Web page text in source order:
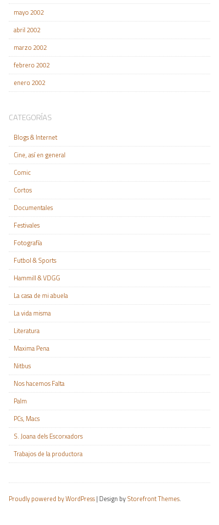
mayo 2002
abril 2002
marzo 2002
febrero 2002
enero 2002
CATEGORÍAS
Blogs & Internet
Cine, así en general
Comic
Cortos
Documentales
Festivales
Fotografía
Futbol & Sports
Hammill & VDGG
La casa de mi abuela
La vida misma
Literatura
Maxima Pena
Nitbus
Nos hacemos Falta
Palm
PCs, Macs
S. Joana dels Escorxadors
Trabajos de la productora
Proudly powered by WordPress | Design by Storefront Themes.